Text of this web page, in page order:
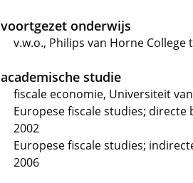
voortgezet onderwijs
v.w.o., Philips van Horne College
academische studie
fiscale economie, Universiteit
Europese fiscale studies;
2002
Europese fiscale studies;
2006